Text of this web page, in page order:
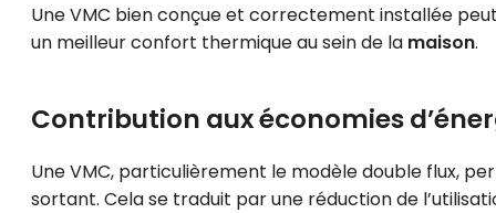
Une VMC bien conçue et correctement installée
un meilleur confort thermique au sein de la maison.
Contribution aux économies
Une VMC, particulièrement le modèle double flux,
sortant. Cela se traduit par une réduction de